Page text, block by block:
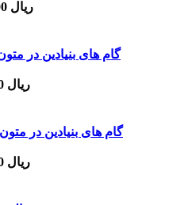
ریال 18,000,000
گام های بنیادین در
ریال 4,500,000
گام های بنیادین در
ریال 5,300,000